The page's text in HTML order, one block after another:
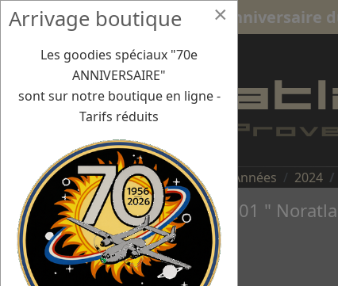
Vous êtes ici :Accueil Missions/Années 2024
Le Nord 2501 "
×
Arrivage boutique
Les goodies spéciaux "70e
ANNIVERSAIRE"
sont sur notre boutique en ligne -
Tarifs réduits
21 août 24 : Aubagne - 80e anniversaire